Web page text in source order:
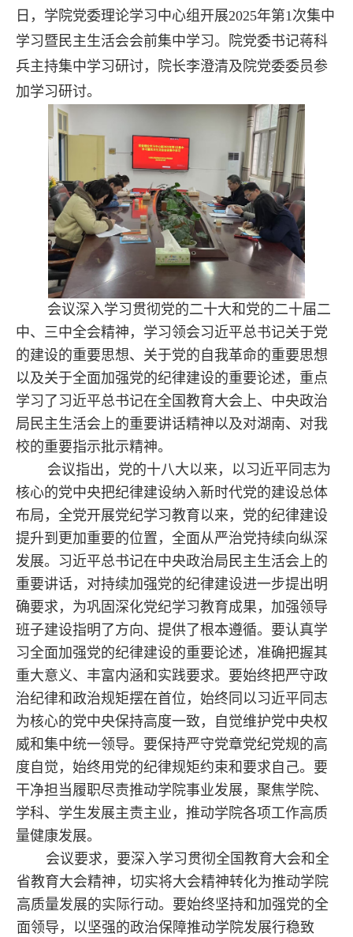
日，学院党委理论学习中心组开展2025年第1次集中
学习暨民主生活会会前集中学习。院党委书记蒋科
兵主持集中学习研讨，院长李澄清及院党委委员参
加学习研讨。
会议深入学习贯彻党的二十大和党的二十届二
中、三中全会精神，学习领会习近平总书记关于党
的建设的重要思想、关于党的自我革命的重要思想
以及关于全面加强党的纪律建设的重要论述，重点
学习了习近平总书记在全国教育大会上、中央政治
局民主生活会上的重要讲话精神以及对湖南、对我
校的重要指示批示精神。
会议指出，党的十八大以来，以习近平同志为
核心的党中央把纪律建设纳入新时代党的建设总体
布局，全党开展党纪学习教育以来，党的纪律建设
提升到更加重要的位置，全面从严治党持续向纵深
发展。习近平总书记在中央政治局民主生活会上的
重要讲话，对持续加强党的纪律建设进一步提出明
确要求，为巩固深化党纪学习教育成果，加强领导
班子建设指明了方向、提供了根本遵循。要认真学
习全面加强党的纪律建设的重要论述，准确把握其
重大意义、丰富内涵和实践要求。要始终把严守政
治纪律和政治规矩摆在首位，始终同以习近平同志
为核心的党中央保持高度一致，自觉维护党中央权
威和集中统一领导。要保持严守党章党纪党规的高
度自觉，始终用党的纪律规矩约束和要求自己。要
干净担当履职尽责推动学院事业发展，聚焦学院、
学科、学生发展主责主业，推动学院各项工作高质
量健康发展。
会议要求，要深入学习贯彻全国教育大会和全
省教育大会精神，切实将大会精神转化为推动学院
高质量发展的实际行动。要始终坚持和加强党的全
面领导，以坚强的政治保障推动学院发展行稳致